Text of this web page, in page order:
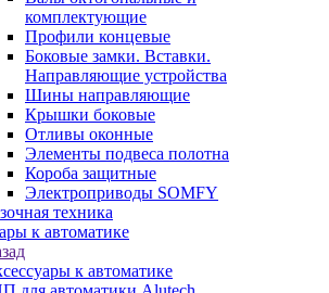
комплектующие
Профили концевые
Боковые замки. Вставки.
Направляющие устройства
Шины направляющие
Крышки боковые
Отливы оконные
Элементы подвеса полотна
Короба защитные
Электроприводы SOMFY
техника
к автоматике
к автоматике